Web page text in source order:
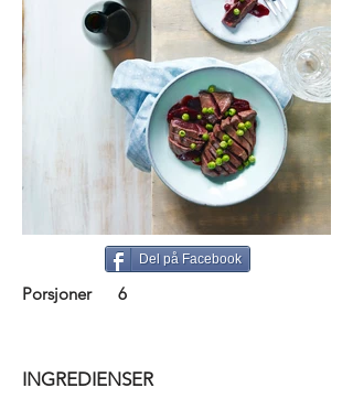
Del på Facebook
Porsjoner 6
INGREDIENSER